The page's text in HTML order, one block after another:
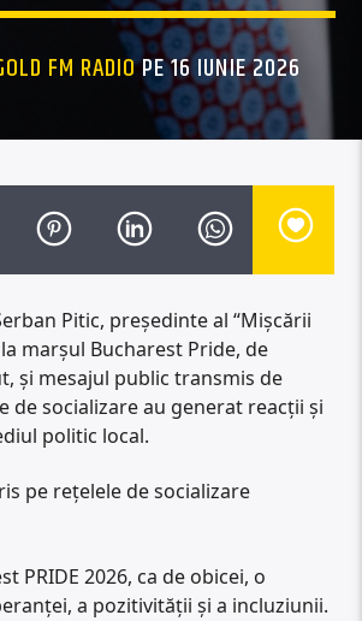
FM RADIOPE 16 IUNIE 2026
Pitic, președinte al “Mișcării
marșul Bucharest Pride, de
și mesajul public transmis de
de socializare au generat reacții și
politic local.
pe rețelele de socializare
PRIDE 2026, ca de obicei, o
a pozitivității și a incluziunii.